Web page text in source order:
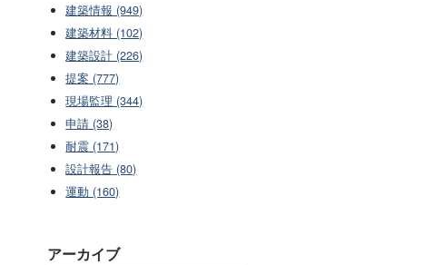
建築情報 (949)
建築材料 (102)
建築設計 (226)
提案 (777)
現場監理 (344)
申請 (38)
耐震 (171)
設計報告 (80)
運動 (160)
アーカイブ